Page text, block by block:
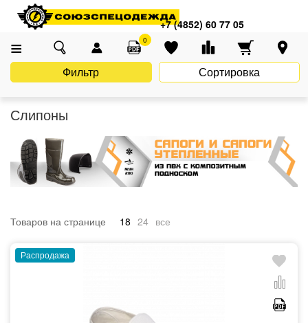
+7 (4852) 60 77 05
0
Главная Каталог Спецобувь Летняя обувь Слипоны
Слипоны
Фильтр Сортировка
Товаров на странице 18 24 все
Распродажа